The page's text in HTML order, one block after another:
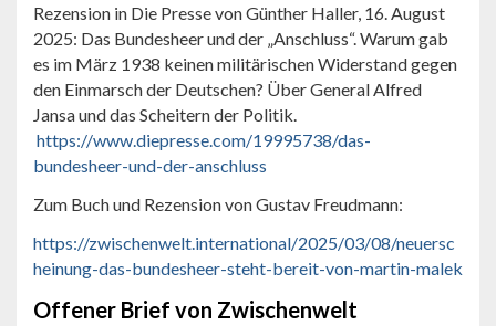
Rezension in Die Presse von Günther Haller, 16. August
2025: Das Bundesheer und der „Anschluss“. Warum gab
es im März 1938 keinen militärischen Widerstand gegen
den Einmarsch der Deutschen? Über General Alfred
Jansa und das Scheitern der Politik.
https://www.diepresse.com/19995738/das-
bundesheer-und-der-anschluss
Zum Buch und Rezension von Gustav Freudmann:
https://zwischenwelt.international/2025/03/08/neuersc
heinung-das-bundesheer-steht-bereit-von-martin-malek
Offener Brief von Zwischenwelt